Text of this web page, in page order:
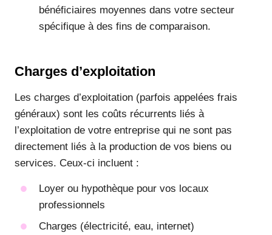
bénéficiaires moyennes dans votre secteur
spécifique à des fins de comparaison.
Charges d’exploitation
Les charges d’exploitation (parfois appelées frais
généraux) sont les coûts récurrents liés à
l’exploitation de votre entreprise qui ne sont pas
directement liés à la production de vos biens ou
services. Ceux-ci incluent :
Loyer ou hypothèque pour vos locaux
professionnels
Charges (électricité, eau, internet)